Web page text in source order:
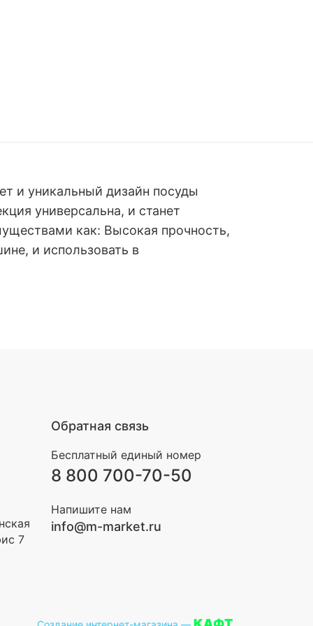
и уникальный дизайн посуды
универсальна, и станет
как: Высокая прочность,
и использовать в
7
Обратная связь
Бесплатный единый номер
8 800 700-70-50
Напишите нам
info@m-market.ru